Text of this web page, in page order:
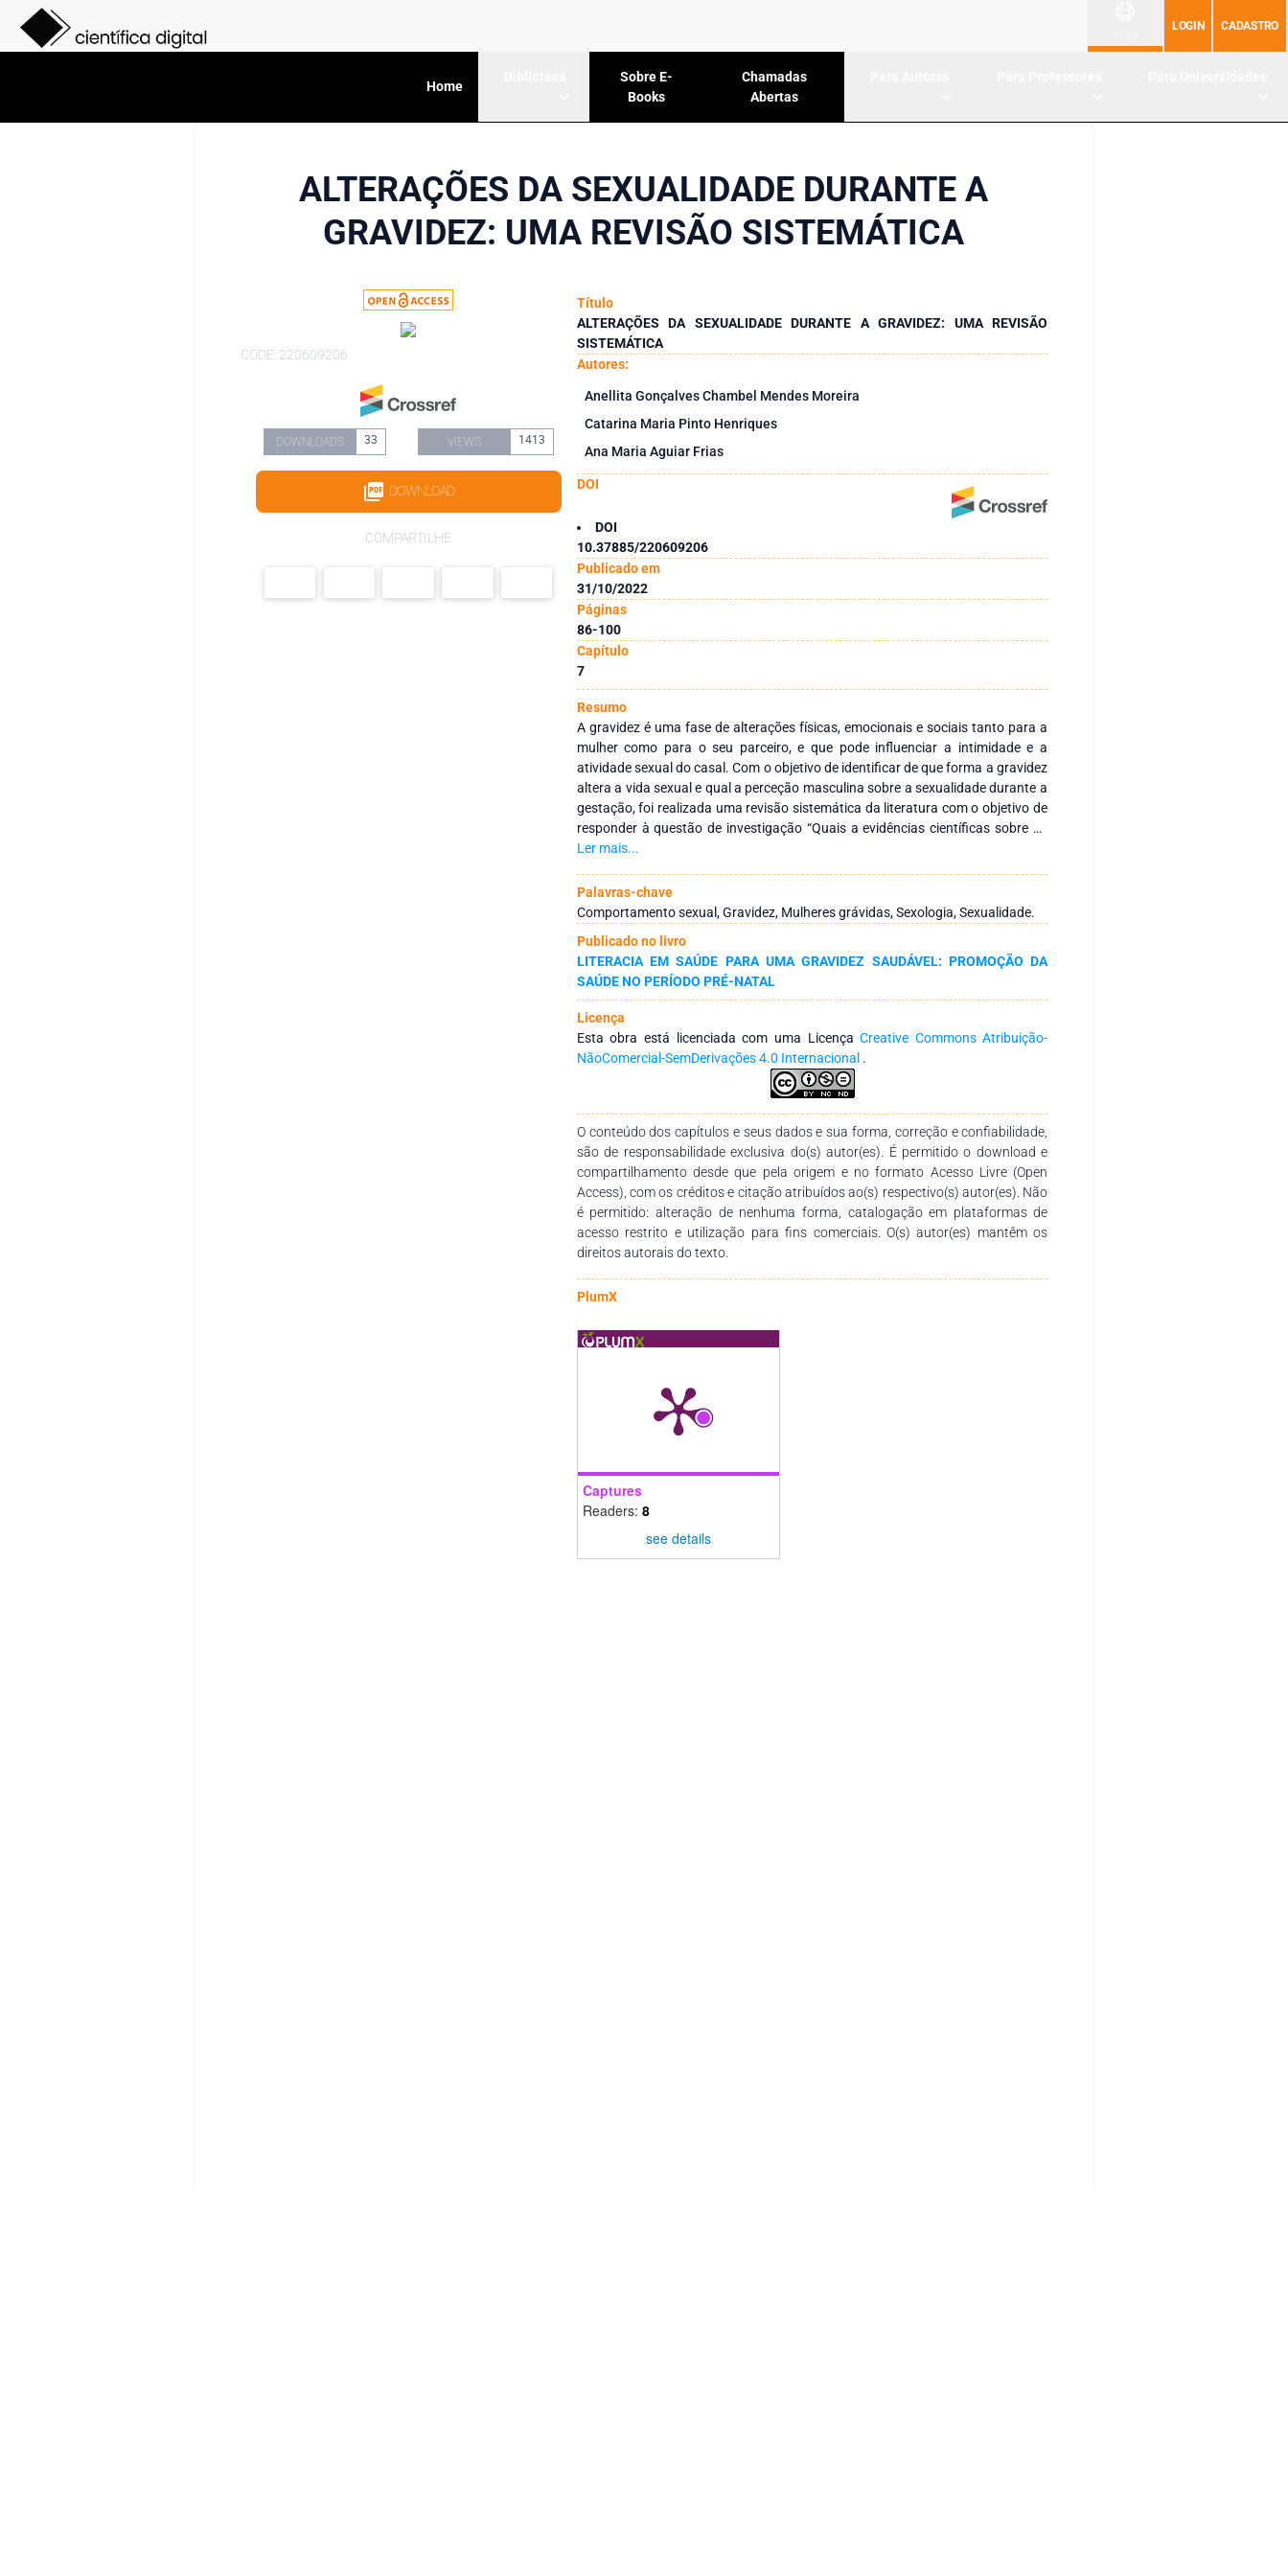
LOGIN CADASTRO
Home
Sobre E-
Books
Chamadas
Abertas
ALTERAÇÕES DA SEXUALIDADE DURANTE A
GRAVIDEZ: UMA REVISÃO SISTEMÁTICA
CODE: 220609206
DOWNLOADS 33 VIEWS 1413
DOWNLOAD
COMPARTILHE
Título
ALTERAÇÕES DA SEXUALIDADE DURANTE A GRAVIDEZ: UMA REVISÃO
SISTEMÁTICA
Autores:
Anellita Gonçalves Chambel Mendes Moreira
Catarina Maria Pinto Henriques
Ana Maria Aguiar Frias
DOI
DOI
10.37885/220609206
Publicado em
31/10/2022
Páginas
86-100
Capítulo
7
Resumo
A gravidez é uma fase de alterações físicas, emocionais e sociais tanto para a
mulher como para o seu parceiro, e que pode influenciar a intimidade e a
atividade sexual do casal. Com o objetivo de identificar de que forma a gravidez
altera a vida sexual e qual a perceção masculina sobre a sexualidade durante a
gestação, foi realizada uma revisão sistemática da literatura com o objetivo de
responder à questão de investigação “Quais a evidências científicas sobre as
alterações da sexualidade na gravidez?”. Para tal, foi efetuada uma pesquisa
pesquisa boleano, com a aplicação dos descritores MESH “Sexology”,
“Sexuality”, “Sexual Behaviour”, “Pregrant Women” e “Pregnancy foram
selecionados e analisados dez artigos publicados entre 2016 e 2021. A revisão
sistemática permitiu concluir que à medida que a gravidez avança as mulheres
relatam uma pior função sexual e que, existem lacunas ao nível do
conhecimento sobre a sexualidade durante a gravidez, bem como, sobre
perceção masculina acerca do tema. Assim, é necessária mais evidência
científica de forma a identificar dificuldades experienciada pela mulher e pelo
parceiro, colmatando a falta de informação e contribuindo para a mudança de
comportamento e vivência sexual saudável durante a gestação
Ler mais...
Palavras-chave
Comportamento sexual, Gravidez, Mulheres grávidas, Sexologia, Sexualidade.
Publicado no livro
LITERACIA EM SAÚDE PARA UMA GRAVIDEZ SAUDÁVEL: PROMOÇÃO DA
SAÚDE NO PERÍODO PRÉ-NATAL
Licença
Esta obra está licenciada com uma LicençaCreative Commons Atribuição-
NãoComercial-SemDerivações 4.0 Internacional .
O conteúdo dos capítulos e seus dados e sua forma, correção e confiabilidade,
são de responsabilidade exclusiva do(s) autor(es). É permitido o download e
compartilhamento desde que pela origem e no formato Acesso Livre (Open
Access), com os créditos e citação atribuídos ao(s) respectivo(s) autor(es). Não
é permitido: alteração de nenhuma forma, catalogação em plataformas de
acesso restrito e utilização para fins comerciais. O(s) autor(es) mantêm os
direitos autorais do texto.
PlumX
Captures
Readers: 8
see details